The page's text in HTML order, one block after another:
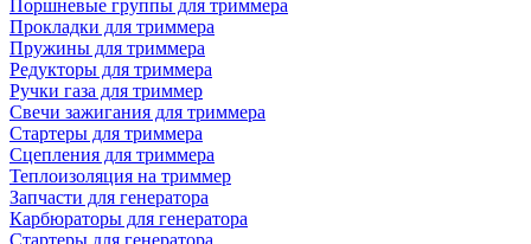
Поршневые группы для триммера
Прокладки для триммера
Пружины для триммера
Редукторы для триммера
Ручки газа для триммер
Свечи зажигания для триммера
Стартеры для триммера
Сцепления для триммера
Теплоизоляция на триммер
Запчасти для генератора
Карбюраторы для генератора
Стартеры для генератора